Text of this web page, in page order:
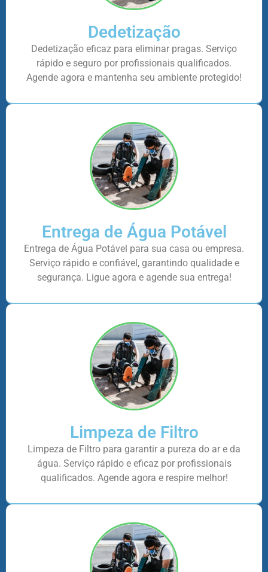
Dedetização
Dedetização eficaz para eliminar pragas. Serviço
rápido e seguro por profissionais qualificados.
Agende agora e mantenha seu ambiente protegido!
Entrega de Água Potável
Entrega de Água Potável para sua casa ou empresa.
Serviço rápido e confiável, garantindo qualidade e
segurança. Ligue agora e agende sua entrega!
Limpeza de Filtro
Limpeza de Filtro para garantir a pureza do ar e da
água. Serviço rápido e eficaz por profissionais
qualificados. Agende agora e respire melhor!